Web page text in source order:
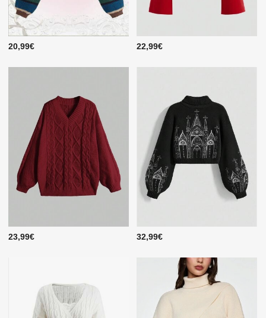
20,99€ 22,99€
23,99€ 32,99€